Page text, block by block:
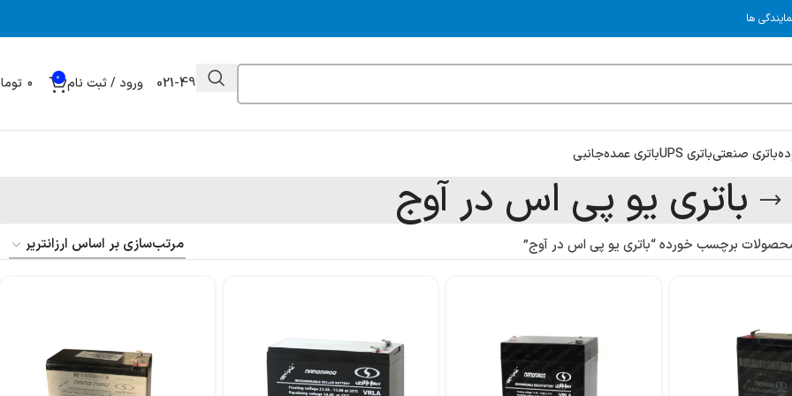
ها
021-49032000 ورود / ثبت نام 0
باتری صنعتیباتری UPS باتری عمدهجانبی
باتری یو پی اس در آوج
برچسب خورده “باتری یو پی اس در آوج”